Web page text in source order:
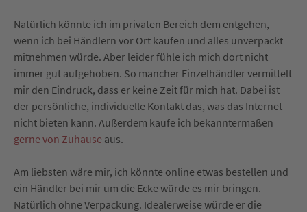
Natürlich könnte ich im privaten Bereich dem entgehen,
wenn ich bei Händlern vor Ort kaufen und alles unverpackt
mitnehmen würde. Aber leider fühle ich mich dort nicht
immer gut aufgehoben. So mancher Einzelhändler vermittelt
mir den Eindruck, dass er keine Zeit für mich hat. Dabei ist
der persönliche, individuelle Kontakt das, was das Internet
nicht bieten kann. Außerdem kaufe ich bekanntermaßen
gerne von Zuhause aus.
Am liebsten wäre mir, ich könnte online etwas bestellen und
ein Händler bei mir um die Ecke würde es mir bringen.
Natürlich ohne Verpackung. Idealerweise würde er die